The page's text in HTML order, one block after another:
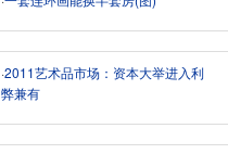
·2011艺术品市场：资本大举进入利
弊兼有